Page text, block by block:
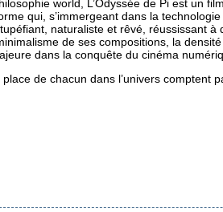
world, L’Odyssée de Pi est un
qui, s’immergeant dans la
naturaliste et rêvé, réussissant à
de ses compositions, la
dans la conquête du cinéma
de chacun dans l’univers comptent